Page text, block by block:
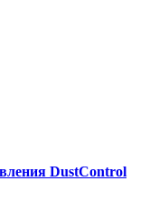
DustControl